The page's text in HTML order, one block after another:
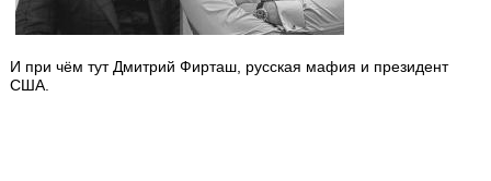
И при чём тут Дмитрий Фирташ, русская мафия и президент
США.